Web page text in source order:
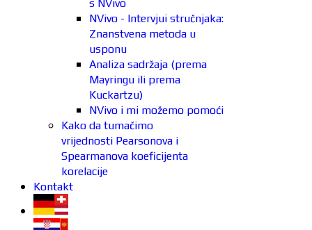
s NVivo
NVivo - Intervjui stručnjaka:
Znanstvena metoda u
usponu
Analiza sadržaja (prema
Mayringu ili prema
Kuckartzu)
NVivo i mi možemo pomoći
Kako da tumačimo
vrijednosti Pearsonova i
Spearmanova koeficijenta
korelacije
Kontakt